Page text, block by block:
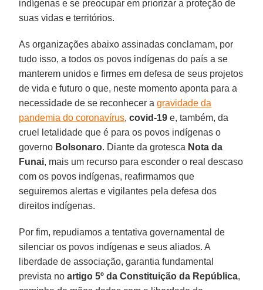
indígenas e se preocupar em priorizar a proteção de
suas vidas e territórios.
As organizações abaixo assinadas conclamam, por
tudo isso, a todos os povos indígenas do país a se
manterem unidos e firmes em defesa de seus projetos
de vida e futuro o que, neste momento aponta para a
necessidade de se reconhecer agravidade da
pandemia do coronavírus,covid-19 e, também, da
cruel letalidade que é para os povos indígenas o
governo Bolsonaro. Diante da grotesca Nota da
Funai, mais um recurso para esconder o real descaso
com os povos indígenas, reafirmamos que
seguiremos alertas e vigilantes pela defesa dos
direitos indígenas.
Por fim, repudiamos a tentativa governamental de
silenciar os povos indígenas e seus aliados. A
liberdade de associação, garantia fundamental
prevista noartigo 5º da Constituição da República,